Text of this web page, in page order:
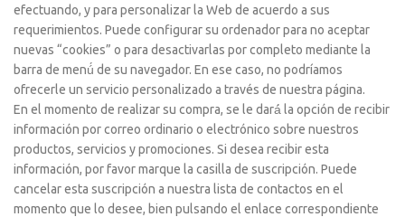
efectuando, y para personalizar la Web de acuerdo a sus
requerimientos. Puede configurar su ordenador para no aceptar
nuevas “cookies” o para desactivarlas por completo mediante la
barra de menú́ de su navegador. En ese caso, no podríamos
ofrecerle un servicio personalizado a través de nuestra página.
En el momento de realizar su compra, se le dará́ la opción de recibir
información por correo ordinario o electrónico sobre nuestros
productos, servicios y promociones. Si desea recibir esta
información, por favor marque la casilla de suscripción. Puede
cancelar esta suscripción a nuestra lista de contactos en el
momento que lo desee, bien pulsando el enlace correspondiente